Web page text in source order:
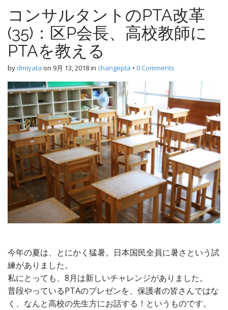
n
m
e
n
u
t
o
c
o
n
t
e
n
コンサルタントのPTA改革
(35)：区P会長、高校教師に
PTAを教える
by dmiyata on 9月 13, 2018in changepta • 0 Comments
今年の夏は、とにかく猛暑。日本国民全員に暑さという試
練がありました。
私にとっても、8月は新しいチャレンジがありました。
普段やっているPTAのプレゼンを、保護者の皆さんではな
く、なんと高校の先生方にお話する！というものです。